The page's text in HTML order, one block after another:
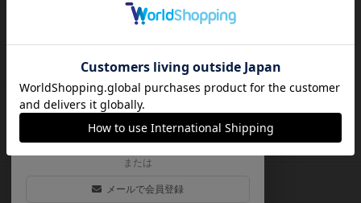
お気に入り作品・所有リストの共
ログイン / 会員登録（10秒）
Google X
Apple Facebook
または
メールで会員登録
掲示板・トピックス
ボドとも・会員一覧
ボードゲーム業界コラム
ボドゲーマご利用案内